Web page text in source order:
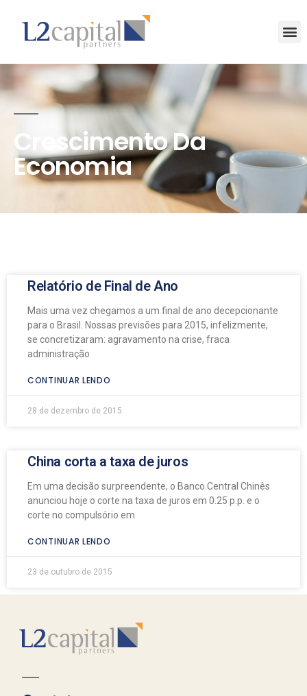
Crescimento Da
Economia
Relatório de Final de Ano
Mais uma vez chegamos a um final de ano decepcionante
para o Brasil. Nossas previsões para 2015, infelizmente,
se concretizaram: agravamento na crise, fraca
administração
CONTINUAR LENDO
28 de dezembro de 2015
China corta a taxa de juros
Em uma decisão surpreendente, o Banco Central Chinês
anunciou hoje o corte na taxa de juros em 0.25 p.p. e o
corte no compulsório em
CONTINUAR LENDO
23 de outubro de 2015